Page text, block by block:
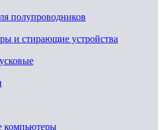
полупроводников
и стирающие устройства
компьютеры